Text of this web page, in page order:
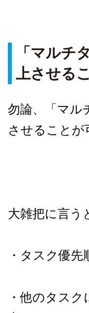
「マルチ
上させる
勿論、「マル
させることが
大雑把に言う
・タスク優
・他のタス